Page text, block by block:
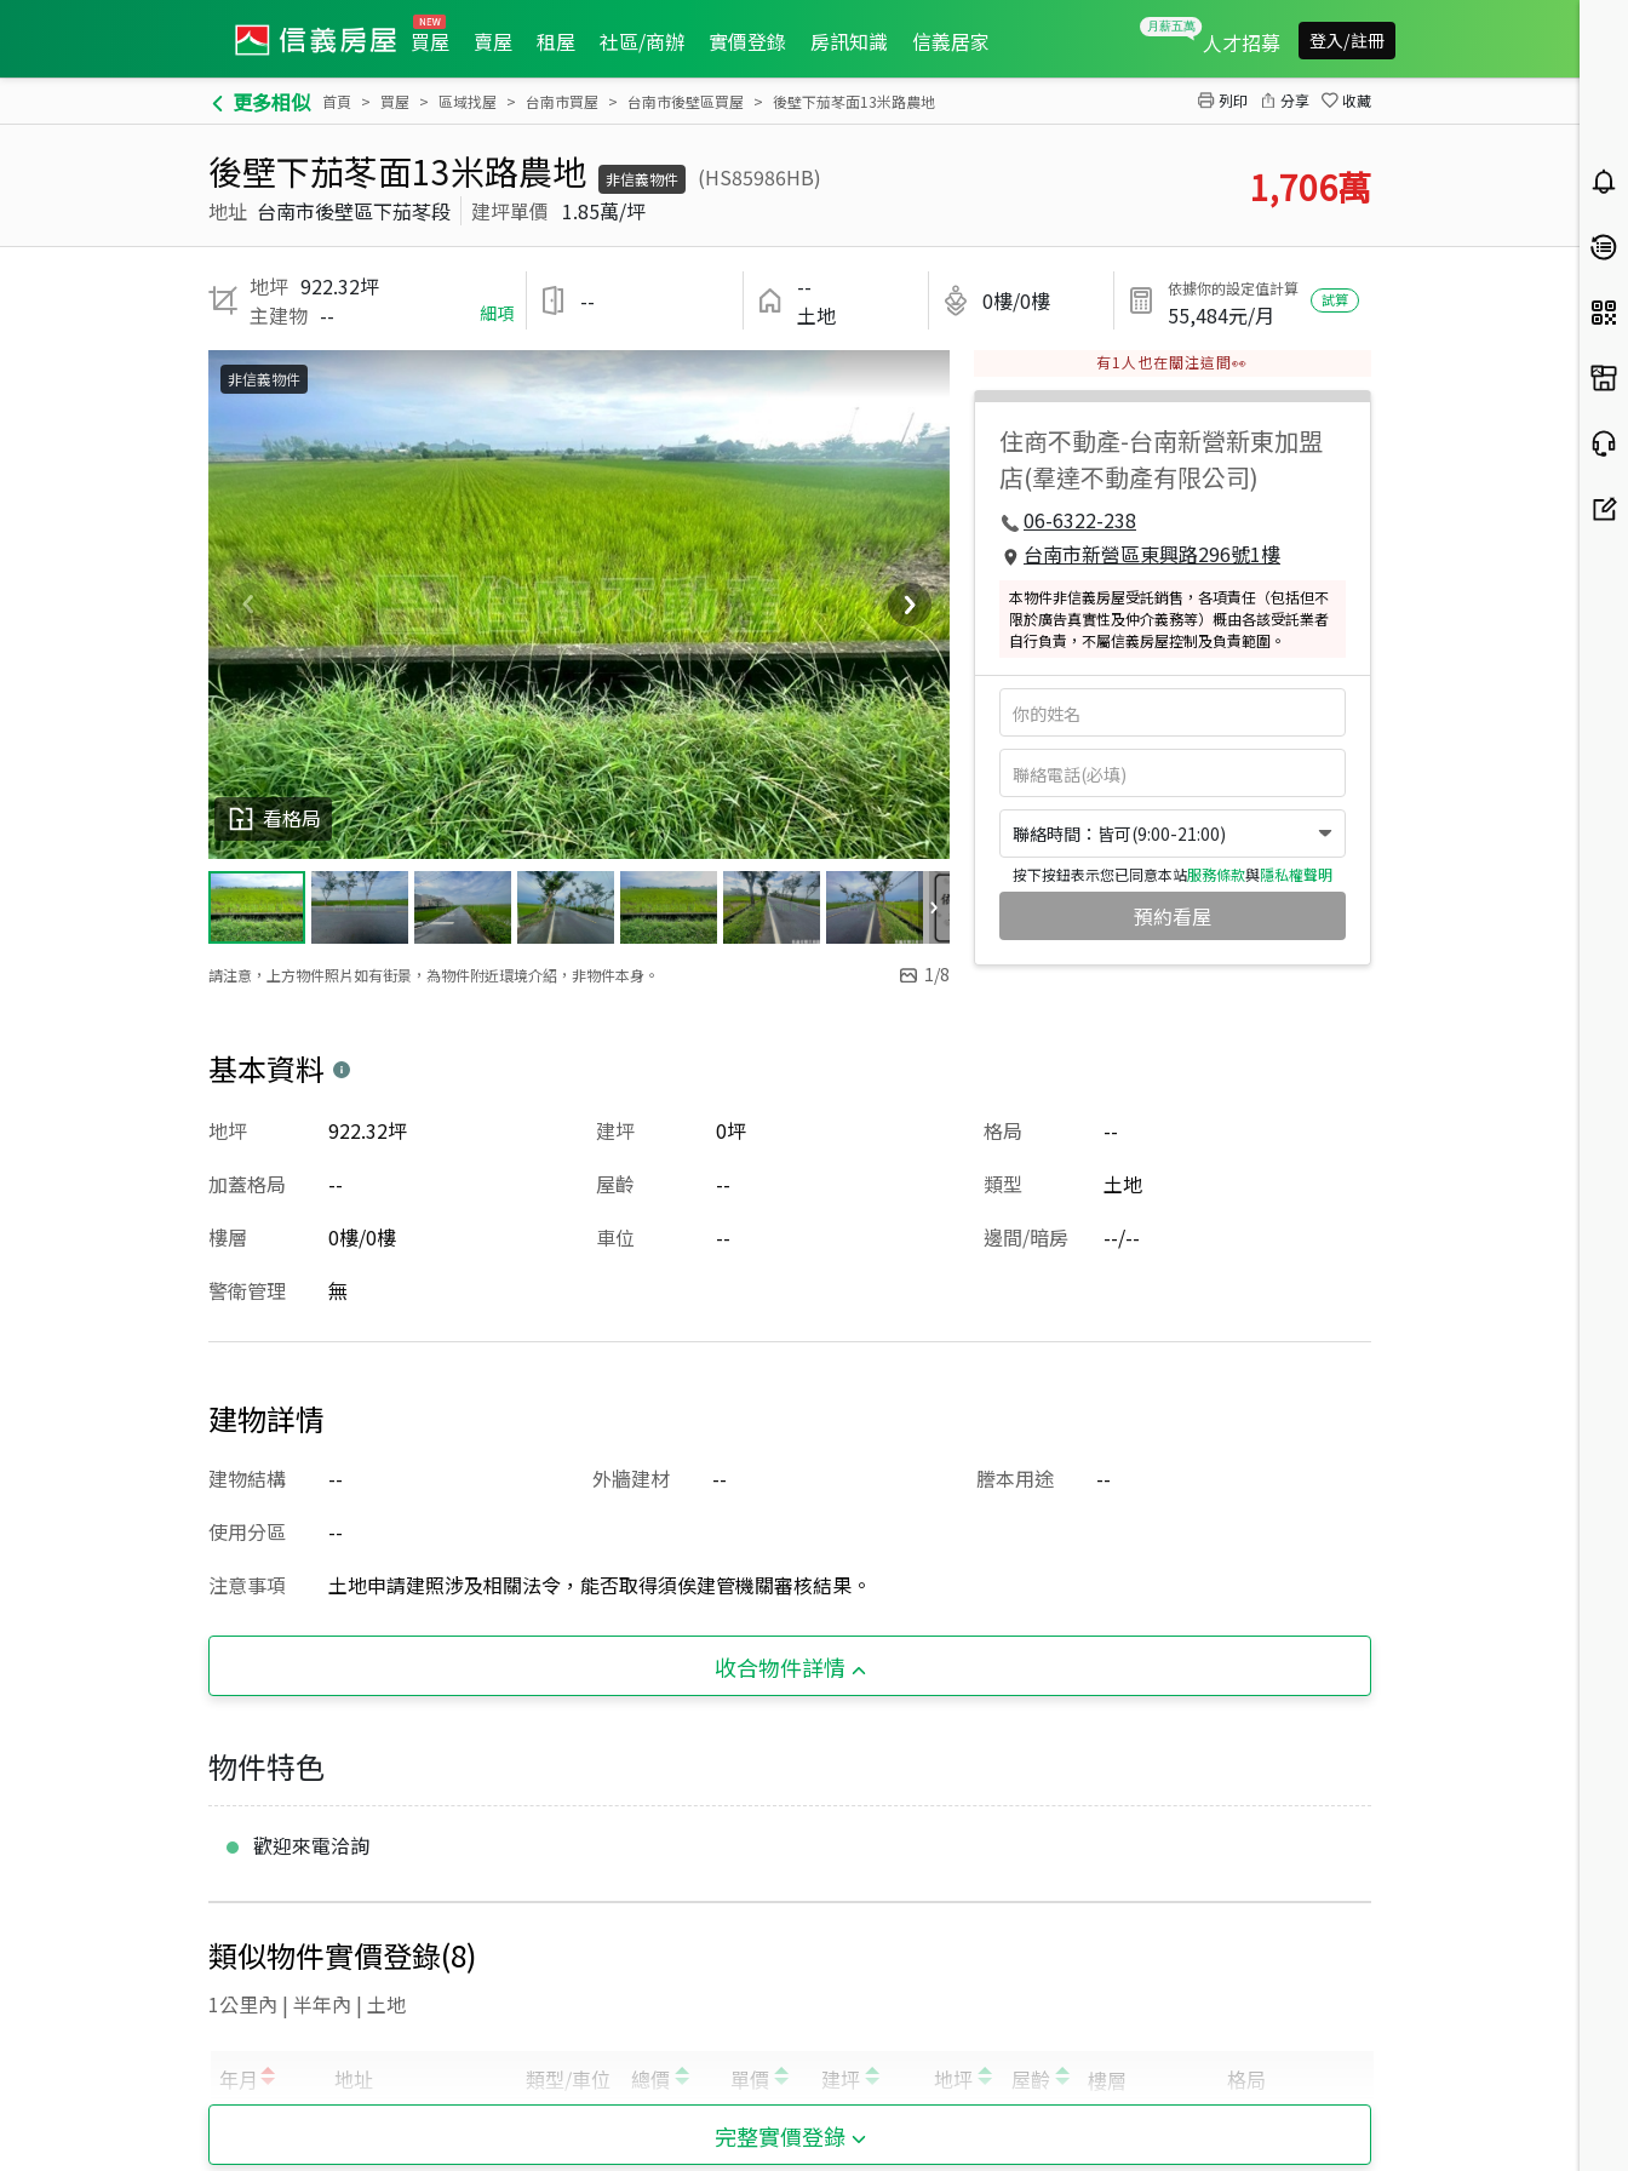
買屋 賣屋 租屋 社區/商辦 實價登錄 房訊知識 信義居家 人才招募 登入/註冊
更多相似 首頁 買屋 區域找屋 台南市買屋 台南市後壁區買屋 後壁下茄苳面13米路農地 列印 分享 收藏
後壁下茄苳面13米路農地 非信義物件
(HS85986HB)
地址 台南市後壁區下茄苳段 建坪單價 1.85萬/坪 1,706萬
地坪 922.32坪
主建物 -- 細項 --
--
土地
0樓/0樓 依據你的設定值計算
55,484元/月
試算
請注意，上方物件照片如有街景，為物件附近環境介紹，非物件本身。 1/8
看格局
非信義物件
有1 人也在關注這間👀
住商不動產-台南新營新東加盟
店(羣達不動產有限公司)
06-6322-238
台南市新營區東興路296號1樓
本物件非信義房屋受託銷售，各項責任（包括但不
限於廣告真實性及仲介義務等）概由各該受託業者
自行負責，不屬信義房屋控制及負責範圍。
聯絡時間：皆可(9:00-21:00)
按下按鈕表示您已同意本站服務條款與隱私權聲明
預約看屋
基本資料
建坪 0坪
地坪 922.32坪 格局
--
加蓋格局
-- 屋齡 -- 類型
土地
樓層
0樓/0樓 車位 -- 邊間/暗房
--/--
警衛管理
無
建物詳情
建物結構 -- 外牆建材 -- 謄本用途
--
使用分區
--
注意事項
土地申請建照涉及相關法令，能否取得須俟建管機關審核結果。
收合物件詳情
物件特色
歡迎來電洽詢
類似物件實價登錄(8)
1公里內 | 半年內 | 土地
完整實價登錄